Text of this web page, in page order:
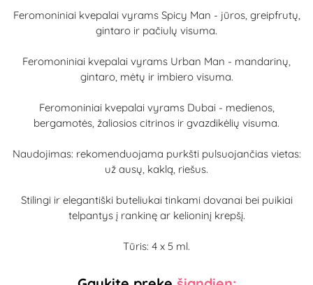
Feromoniniai kvepalai vyrams Spicy Man - jūros, greipfrutų,
gintaro ir pačiulų visuma.
Feromoniniai kvepalai vyrams Urban Man - mandarinų,
gintaro, mėtų ir imbiero visuma.
Feromoniniai kvepalai vyrams Dubai - medienos,
bergamotės, žaliosios citrinos ir gvazdikėlių visuma.
Naudojimas: rekomenduojama purkšti pulsuojančias vietas:
už ausų, kaklą, riešus.
Stilingi ir elegantiški buteliukai tinkami dovanai bei puikiai
telpantys į rankinę ar kelioninį krepšį.
Tūris: 4 x 5 ml.